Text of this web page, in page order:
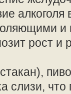
и
рост и
слизи,